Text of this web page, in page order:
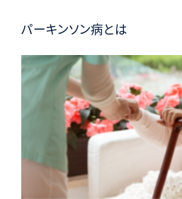
パーキンソン病とは